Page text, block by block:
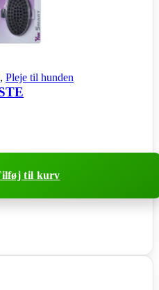
, Pleje til hunden
til kurv